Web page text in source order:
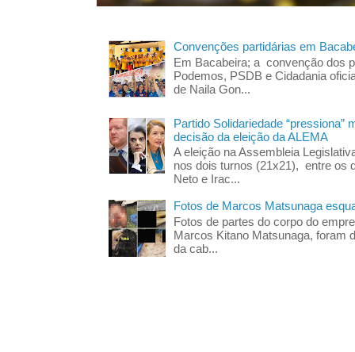
Convenções partidárias em
Em Bacabeira; a convenção dos
Podemos, PSDB e Cidadania
de Naila Gon...
Partido Solidariedade “pressiona”
decisão da eleição da ALEMA
A eleição na Assembleia
nos dois turnos (21x21), entre os
Neto e Irac...
Fotos de Marcos Matsunaga
Fotos de partes do corpo do
Marcos Kitano Matsunaga, foram
da cab...